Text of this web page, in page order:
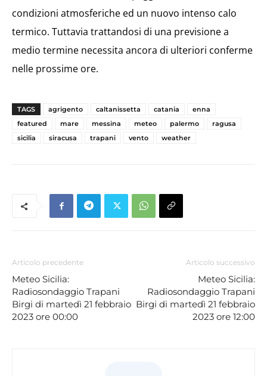
condizioni atmosferiche ed un nuovo intenso calo
termico. Tuttavia trattandosi di una previsione a
medio termine necessita ancora di ulteriori conferme
nelle prossime ore.
TAGS agrigento caltanissetta catania
enna
featured
mare messina meteo palermo
ragusa
sicilia
siracusa trapani vento weather
Articolo precedente
Meteo Sicilia:
Radiosondaggio Trapani
Birgi di martedì 21 febbraio
2023 ore 00:00
Articolo successivo
Meteo Sicilia:
Radiosondaggio Trapani
Birgi di martedì 21 febbraio
2023 ore 12:00